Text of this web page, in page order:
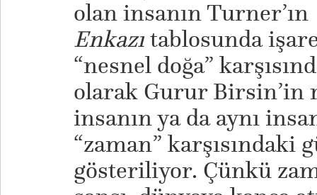
olan insanın Turner’ın
Enkazıtablosunda
“nesnel doğa”
olarak Gurur Birsin’in
insanın ya da aynı
“zaman” karşısındaki
gösteriliyor. Çünkü